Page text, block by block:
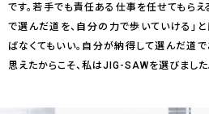
です。若手でも責任ある仕事を任せてもらえ
で選んだ道を、自分の力で歩いていける」
ばなくてもいい。自分が納得して選んだ道
思えたからこそ、私はJIG-SAWを選びました